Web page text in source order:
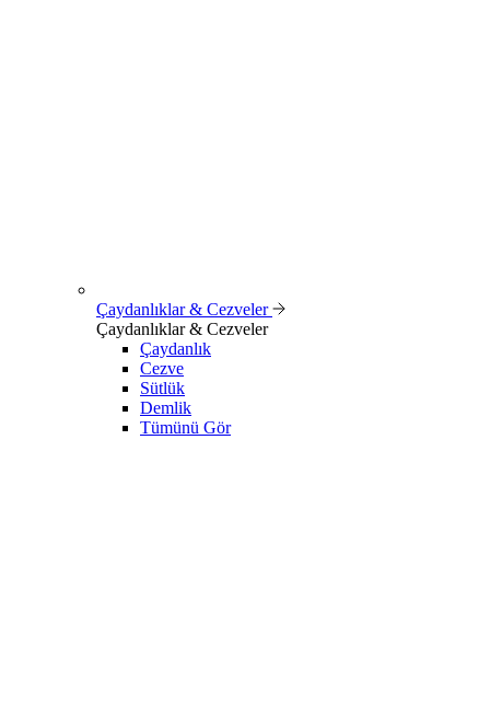
Çaydanlıklar & Cezveler
Çaydanlıklar & Cezveler
Çaydanlık
Cezve
Sütlük
Demlik
Tümünü Gör